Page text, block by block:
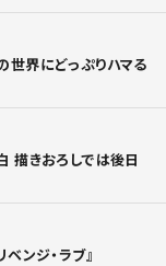
界にどっぷりハマる
描きおろしでは後日
ンジ・ラブ』